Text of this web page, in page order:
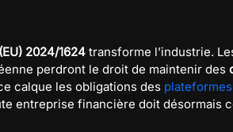
2024/1624 transforme l’industrie.
perdront le droit de maintenir des
calque les obligations des plateformes
entreprise financière doit désormais